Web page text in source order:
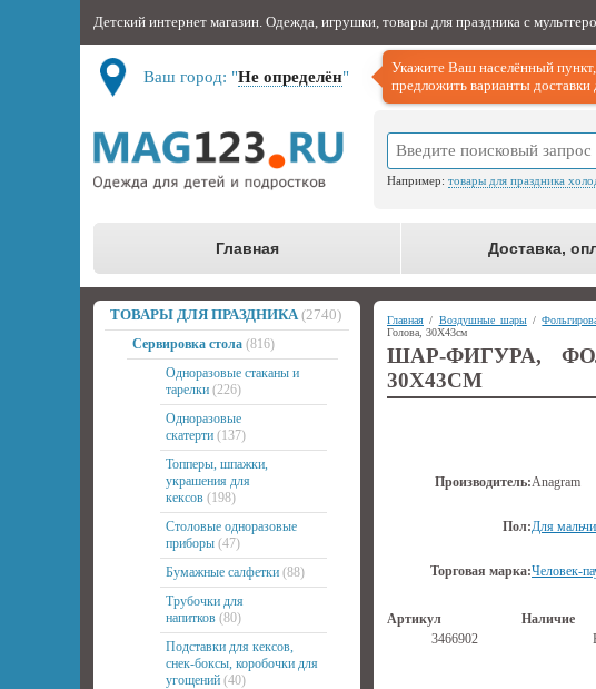
Детский интернет магазин. Одежда, игрушки, товары для праздника с
Ваш город: "Не определён"
Укажите Ваш населённый
предложить варианты доставки
Например: товары для праздника
Главная Доставка,
ТОВАРЫ ДЛЯ ПРАЗДНИКА (2740)
Сервировка стола (816)
Одноразовые стаканы и
тарелки (226)
Одноразовые
скатерти (137)
Топперы, шпажки,
украшения для
кексов (198)
Столовые одноразовые
приборы (47)
Бумажные салфетки (88)
Трубочки для
напитков (80)
Подставки для кексов,
снек-боксы, коробочки для
угощений (40)
Главная / Воздушные шары/
Голова, 30Х43см
ШАР-ФИГУРА,
30Х43СМ
Производитель:Anagram
Пол:Для
Торговая марка:Человек-
Артикул Наличие
3466902